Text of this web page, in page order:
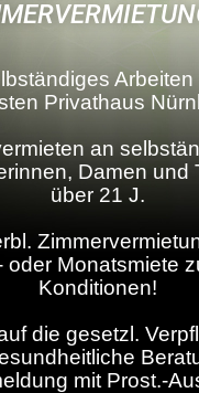
Arbeiten
Privathaus
an
Damen und
über 21 J.
oder Monatsmiete
Konditionen!
die gesetzl.
mit Prost.-